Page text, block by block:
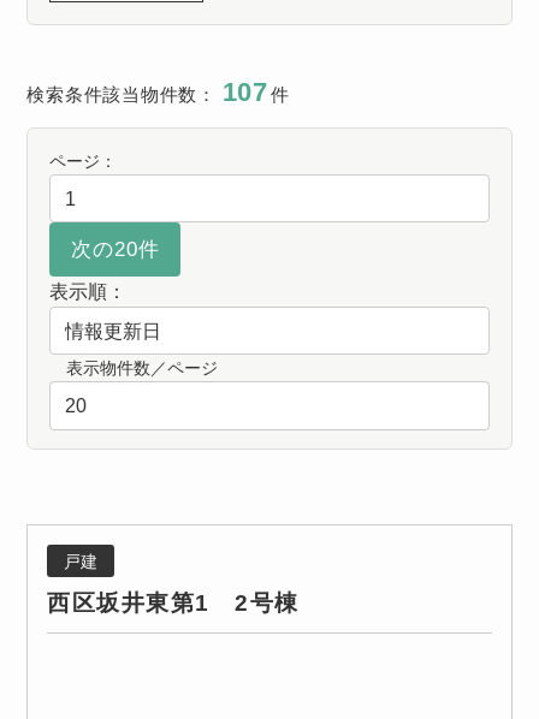
検索条件該当物件数： 107件
ページ：
表示順：
表示物件数／ページ
戸建
西区坂井東第1 2号棟